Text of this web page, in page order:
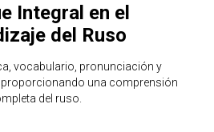
Integral en el
del Ruso
vocabulario, pronunciación y
una comprensión
del ruso.